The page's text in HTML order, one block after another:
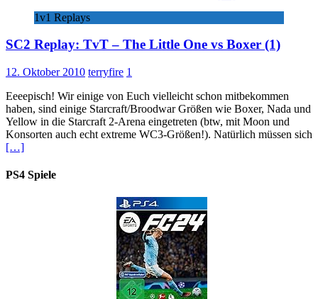
1v1 Replays
SC2 Replay: TvT – The Little One vs Boxer (1)
12. Oktober 2010 terryfire 1
Eeeepisch! Wir einige von Euch vielleicht schon mitbekommen
haben, sind einige Starcraft/Broodwar Größen wie Boxer, Nada und
Yellow in die Starcraft 2-Arena eingetreten (btw, mit Moon und
Konsorten auch echt extreme WC3-Größen!). Natürlich müssen sich
[…]
PS4 Spiele